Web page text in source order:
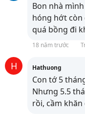
Bon nhà
hóng hớt còn
quá bồng đi
18 năm trước
H Hathuong
Con tớ 5
Nhưng 5.5
rồi, cầm